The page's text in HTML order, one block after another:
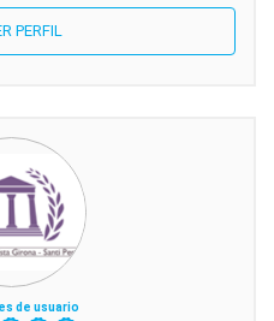
PERFIL
de usuario